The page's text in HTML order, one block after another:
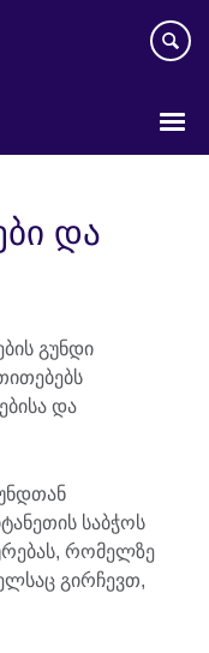
და
გუნდი
და
საბჭოს
რომელზე
გირჩევთ,